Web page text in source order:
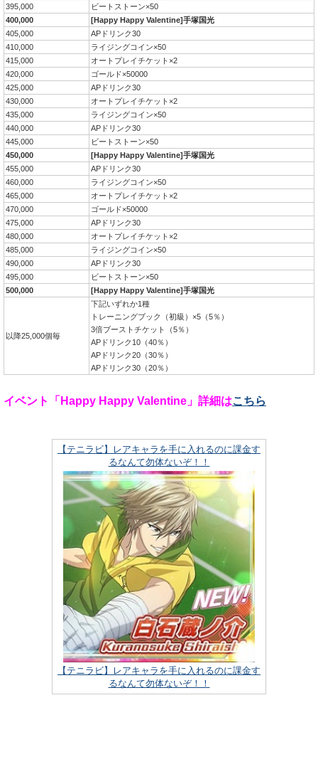
395,000
ビートストーン×50
400,000
[Happy Happy Valentine]手塚国光
405,000
APドリンク30
410,000
ライジングコイン×50
415,000
オートプレイチケット×2
420,000
ゴールド×50000
425,000
APドリンク30
430,000
オートプレイチケット×2
435,000
ライジングコイン×50
440,000
APドリンク30
445,000
ビートストーン×50
450,000
[Happy Happy Valentine]手塚国光
455,000
APドリンク30
460,000
ライジングコイン×50
465,000
オートプレイチケット×2
470,000
ゴールド×50000
475,000
APドリンク30
480,000
オートプレイチケット×2
485,000
ライジングコイン×50
490,000
APドリンク30
495,000
ビートストーン×50
500,000
[Happy Happy Valentine]手塚国光
以降25,000個毎
下記いずれか1種
トレーニングブック（初級）×5（5％）
3倍ブーストチケット（5％）
APドリンク10（40％）
APドリンク20（30％）
APドリンク30（20％）
イベント「Happy Happy Valentine」詳細はこちら
【テニラビ】レアキャラを手に入れるのに課金す
るなんて勿体ないぞ！！
【テニラビ】レアキャラを手に入れるのに課金す
るなんて勿体ないぞ！！